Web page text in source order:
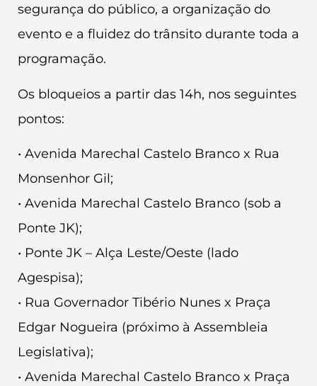
segurança do público, a organização do
evento e a fluidez do trânsito durante toda a
programação.
Os bloqueios a partir das 14h, nos seguintes
pontos:
• Avenida Marechal Castelo Branco x Rua
Monsenhor Gil;
• Avenida Marechal Castelo Branco (sob a
Ponte JK);
• Ponte JK – Alça Leste/Oeste (lado
Agespisa);
• Rua Governador Tibério Nunes x Praça
Edgar Nogueira (próximo à Assembleia
Legislativa);
• Avenida Marechal Castelo Branco x Praça